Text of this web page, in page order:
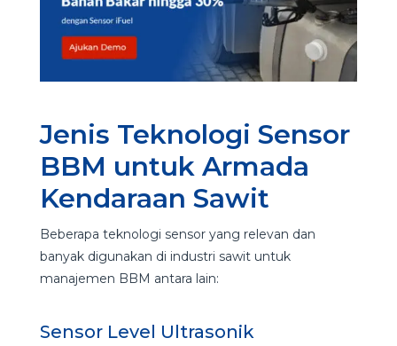
Jenis Teknologi Sensor
BBM untuk Armada
Kendaraan Sawit
Beberapa teknologi sensor yang relevan dan
banyak digunakan di industri sawit untuk
manajemen BBM antara lain:
Sensor Level Ultrasonik